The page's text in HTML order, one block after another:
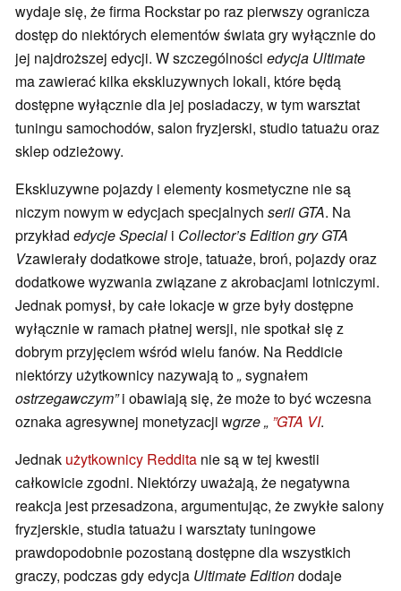
wydaje się, że firma Rockstar po raz pierwszy ogranicza
dostęp do niektórych elementów świata gry wyłącznie do
jej najdroższej edycji. W szczególności edycja Ultimate
ma zawierać kilka ekskluzywnych lokali, które będą
dostępne wyłącznie dla jej posiadaczy, w tym warsztat
tuningu samochodów, salon fryzjerski, studio tatuażu oraz
sklep odzieżowy.
Ekskluzywne pojazdy i elementy kosmetyczne nie są
niczym nowym w edycjach specjalnych serii GTA. Na
przykład edycjeSpecial i Collector’s Editiongry GTA
Vzawierały dodatkowe stroje, tatuaże, broń, pojazdy oraz
dodatkowe wyzwania związane z akrobacjami lotniczymi.
Jednak pomysł, by całe lokacje w grze były dostępne
wyłącznie w ramach płatnej wersji, nie spotkał się z
dobrym przyjęciem wśród wielu fanów. Na Reddicie
niektórzy użytkownicy nazywają to„sygnałem
ostrzegawczym”i obawiają się, że może to być wczesna
oznaka agresywnej monetyzacji wgrze „ ”GTA VI.
Jednak użytkownicy Reddita nie są w tej kwestii
całkowicie zgodni. Niektórzy uważają, że negatywna
reakcja jest przesadzona, argumentując, że zwykłe salony
fryzjerskie, studia tatuażu i warsztaty tuningowe
prawdopodobnie pozostaną dostępne dla wszystkich
graczy, podczas gdy edycja Ultimate Editiondodaje